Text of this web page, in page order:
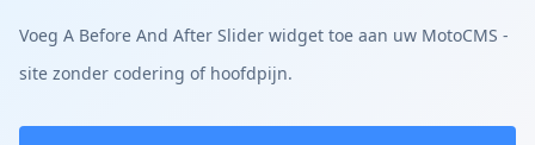
Voeg A Before And After Slider widget toe aan uw MotoCMS -
site zonder codering of hoofdpijn.